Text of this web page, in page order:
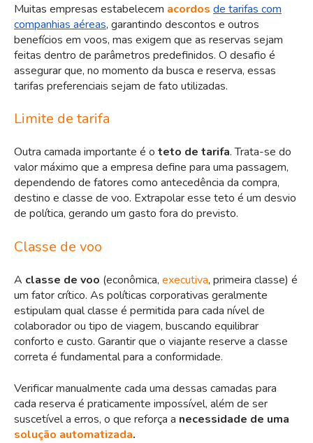
Muitas empresas estabelecem acordos de tarifas com
companhias aéreas, garantindo descontos e outros
benefícios em voos, mas exigem que as reservas sejam
feitas dentro de parâmetros predefinidos. O desafio é
assegurar que, no momento da busca e reserva, essas
tarifas preferenciais sejam de fato utilizadas.
Limite de tarifa
Outra camada importante é o teto de tarifa. Trata-se do
valor máximo que a empresa define para uma passagem,
dependendo de fatores como antecedência da compra,
destino e classe de voo. Extrapolar esse teto é um desvio
de política, gerando um gasto fora do previsto.
Classe de voo
A classe de voo (econômica, executiva, primeira classe) é
um fator crítico. As políticas corporativas geralmente
estipulam qual classe é permitida para cada nível de
colaborador ou tipo de viagem, buscando equilibrar
conforto e custo. Garantir que o viajante reserve a classe
correta é fundamental para a conformidade.
Verificar manualmente cada uma dessas camadas para
cada reserva é praticamente impossível, além de ser
suscetível a erros, o que reforça a necessidade de uma
solução automatizada.